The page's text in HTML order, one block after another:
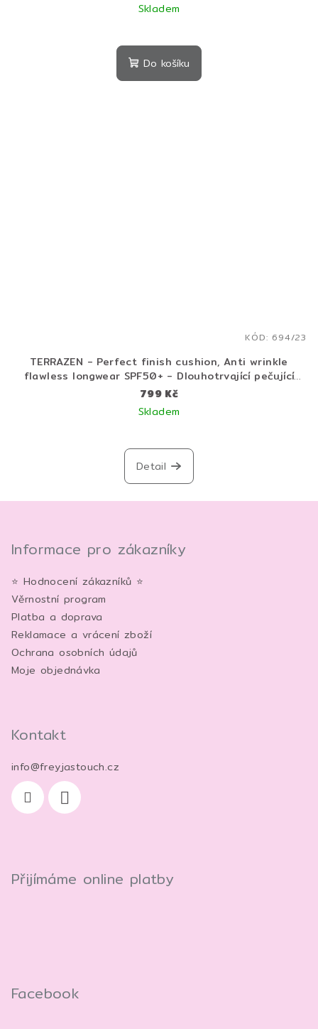
Skladem
Do košíku
TERRAZEN - Perfect finish cushion, Anti wrinkle
flawless longwear SPF50+ - Dlouhotrvající pečující
cushion make-up s SPF 50 - 15 + 15 g
799 Kč
Skladem
Detail
KÓD: 694/23
Z
Informace pro zákazníky
⭐ Hodnocení zákazníků ⭐
Věrnostní program
Platba a doprava
Reklamace a vrácení zboží
Ochrana osobních údajů
Moje objednávka
Kontakt
info@freyjastouch.cz
Přijímáme online platby
Facebook